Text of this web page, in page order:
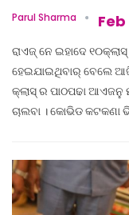
Parul Sharma Feb
ରାଏଜ୍ ନେ ଇହାଦେ
ହେଇଯାଇଥିବାର୍ ବେଲେ
କ୍ଲାସ୍ ର ପାଠପଢା
ଚାଲବା । କୋଭିଡ କଟକଣା